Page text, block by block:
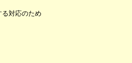
対応のため